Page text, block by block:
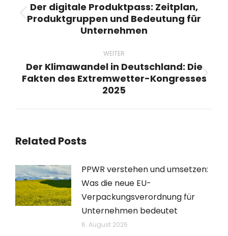
Vorheriger
Beitrag:
Der digitale Produktpass: Zeitplan,
Produktgruppen und Bedeutung für
Unternehmen
WEITER
Nächster
Beitrag:
Der Klimawandel in Deutschland: Die
Fakten des Extremwetter-Kongresses
2025
Related Posts
PPWR verstehen und umsetzen:
Was die neue EU-
Verpackungsverordnung für
Unternehmen bedeutet
6. August 2026